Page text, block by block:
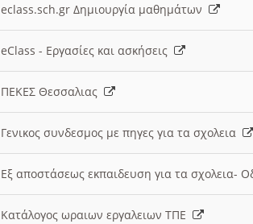
eclass.sch.gr Δημιουργία μαθημάτων
eClass - Εργασίες και ασκήσεις
ΠΕΚΕΣ Θεσσαλιας
Γενικος συνδεσμος με πηγες για τα σχολεια
Εξ αποστάσεως εκπαιδευση για τα σχολεια-
Κατάλογος ωραιων εργαλειων ΤΠΕ